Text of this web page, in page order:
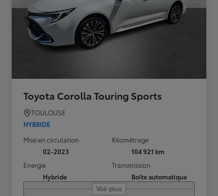
Toyota Corolla Touring Sports
TOULOUSE
HYBRIDE
Mise en circulation
02-2023
Kilométrage
104 921 km
Energie
Hybride
Transmission
Boîte automatique
Voir plus